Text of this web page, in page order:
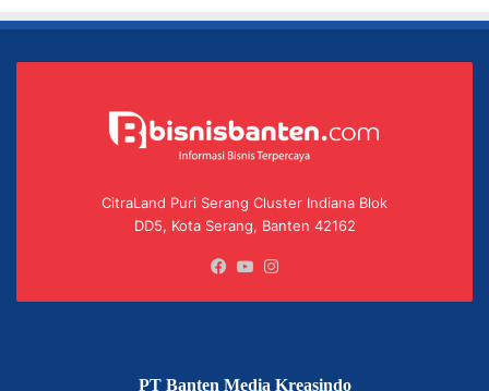
CitraLand Puri Serang Cluster Indiana Blok
DD5, Kota Serang, Banten 42162
Facebook
YouTube
PT Banten Media Kreasindo